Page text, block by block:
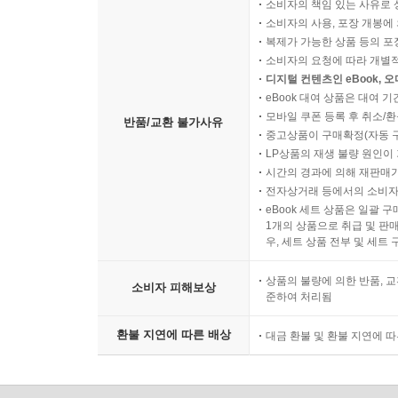
반품/교환 불가사유
소비자의 책임 있는 사유로
소비자의 사용, 포장 개봉
복제가 가능한 상품 등의
소비자의 요청에 따라 개별
디지털 컨텐츠인 eBook,
eBook 대여 상품은 대여 기
모바일 쿠폰 등록 후 취소/
중고상품이 구매확정(자동
LP상품의 재생 불량 원인
시간의 경과에 의해 재판매
전자상거래 등에서의 소비
eBook 세트 상품은 일괄 구
1개의 상품으로 취급 및 판
우, 세트 상품 전부 및 세트
소비자 피해보상
상품의 불량에 의한 반품,
준하여 처리됨
환불 지연에 따른 배상 대금 환불 및 환불 지연에